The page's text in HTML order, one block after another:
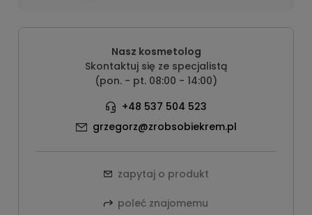
Nasz kosmetolog
Skontaktuj się ze specjalistą
(pon. - pt. 08:00 - 14:00)
+48 537 504 523
grzegorz@zrobsobiekrem.pl
zapytaj o produkt
poleć znajomemu